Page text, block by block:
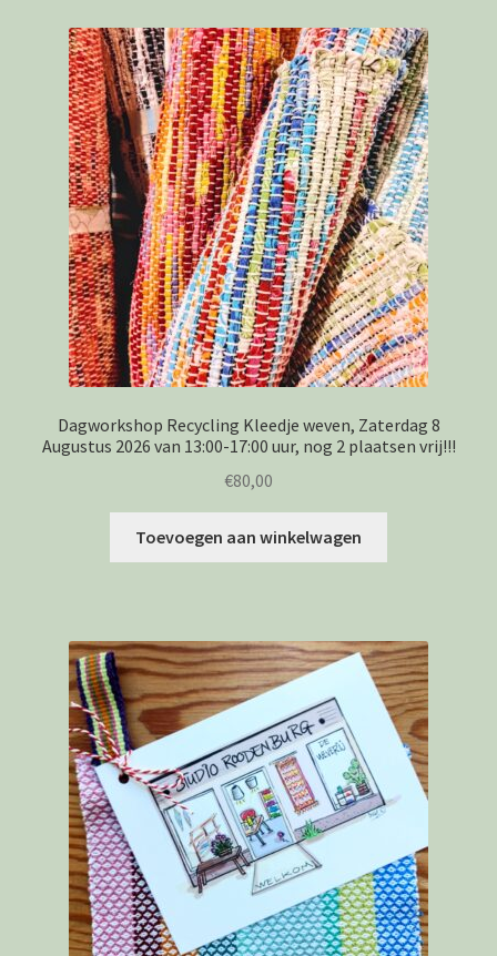
Dagworkshop Recycling Kleedje weven, Zaterdag 8
Augustus 2026 van 13:00-17:00 uur, nog 2 plaatsen vrij!!!
€80,00
Toevoegen aan winkelwagen